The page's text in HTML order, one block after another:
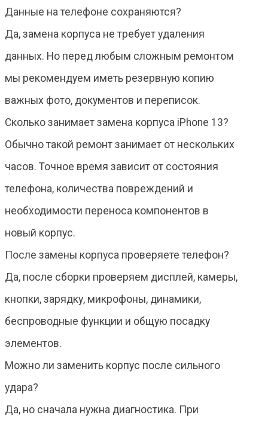
Данные на телефоне сохраняются?
Да, замена корпуса не требует удаления
данных. Но перед любым сложным ремонтом
мы рекомендуем иметь резервную копию
важных фото, документов и переписок.
Сколько занимает замена корпуса iPhone 13?
Обычно такой ремонт занимает от нескольких
часов. Точное время зависит от состояния
телефона, количества повреждений и
необходимости переноса компонентов в
новый корпус.
После замены корпуса проверяете телефон?
Да, после сборки проверяем дисплей, камеры,
кнопки, зарядку, микрофоны, динамики,
беспроводные функции и общую посадку
элементов.
Можно ли заменить корпус после сильного
удара?
Да, но сначала нужна диагностика. При